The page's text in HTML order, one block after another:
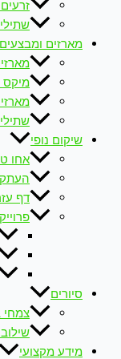
מארזים ומבצעים
מיקס
שיקום נופי
אחו
דף
סיורים
צמחי
מידע מקצועי